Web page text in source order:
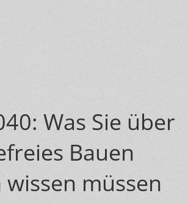
Was Sie über
Bauen
müssen